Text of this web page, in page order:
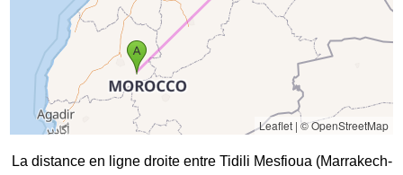
Leaflet| © OpenStreetMap
La distance en ligne droite entre Tidili Mesfioua (Marrakech-